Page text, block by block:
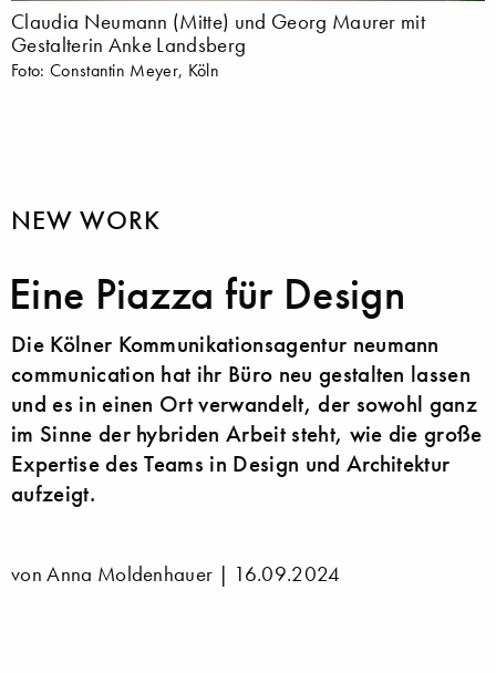
Claudia Neumann (Mitte) und Georg Maurer mit
Gestalterin Anke Landsberg
Foto: Constantin Meyer, Köln
NEW WORK
Eine Piazza für Design
Die Kölner Kommunikationsagentur neumann
communication hat ihr Büro neu gestalten lassen
und es in einen Ort verwandelt, der sowohl ganz
im Sinne der hybriden Arbeit steht, wie die große
Expertise des Teams in Design und Architektur
aufzeigt.
von Anna Moldenhauer | 16.09.2024